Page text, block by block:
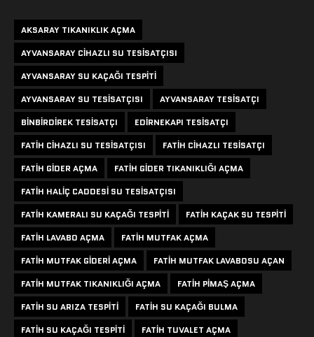
AKSARAY TIKANIKLIK AÇMA
AYVANSARAY CIHAZLI SU TESISATÇISI
AYVANSARAY SU KAÇAĞI TESPITI
AYVANSARAY SU TESISATÇISI
AYVANSARAY TESISATÇI
BINBIRDIREK TESISATÇI
EDIRNEKAPI TESISATÇI
FATIH CIHAZLI SU TESISATÇISI
FATIH CIHAZLI TESISATÇI
FATIH GIDER AÇMA
FATIH GIDER TIKANIKLIĞI AÇMA
FATIH HALIÇ CADDESI SU TESISATÇISI
FATIH KAMERALI SU KAÇAĞI TESPITI
FATIH KAÇAK SU TESPITI
FATIH LAVABO AÇMA
FATIH MUTFAK AÇMA
FATIH MUTFAK GIDERI AÇMA
FATIH MUTFAK LAVABOSU AÇAN
FATIH MUTFAK TIKANIKLIĞI AÇMA
FATIH PIMAŞ AÇMA
FATIH SU ARIZA TESPITI
FATIH SU KAÇAĞI BULMA
FATIH SU KAÇAĞI TESPITI
FATIH TUVALET AÇMA